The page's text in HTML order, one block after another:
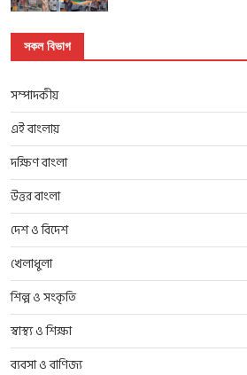
সকল বিভাগ
সম্পাদকীয়
এই বাংলায়
দক্ষিণ বাংলা
উত্তর বাংলা
দেশ ও বিদেশ
খেলাধুলা
শিল্প ও সংকৃতি
স্বাস্থ্য ও শিক্ষা
ব্যবসা ও বাণিজ্য